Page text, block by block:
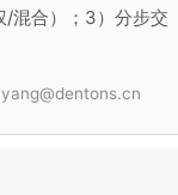
/混合）；3）分步交